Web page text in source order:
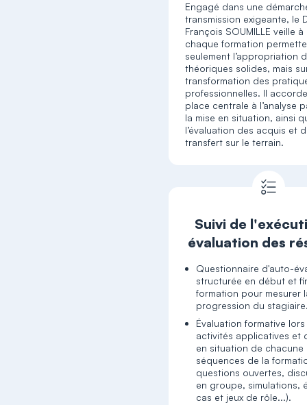
Engagé dans une
transmission exigeante, le
François SOUMILLE veille
chaque formation
seulement l’appropriation
théoriques solides, mais
transformation des
professionnelles. Il
place centrale à l’analyse
la mise en situation, ainsi
l’évaluation des acquis et
transfert sur le terrain.
Suivi de
évaluation des
Questionnaire d'auto-
structurée en début et
formation pour mesurer
progression du
Évaluation formative
activités applicatives et
en situation de chacune
séquences de la
questions ouvertes,
en groupe, simulations,
cas et jeux de rôle...).